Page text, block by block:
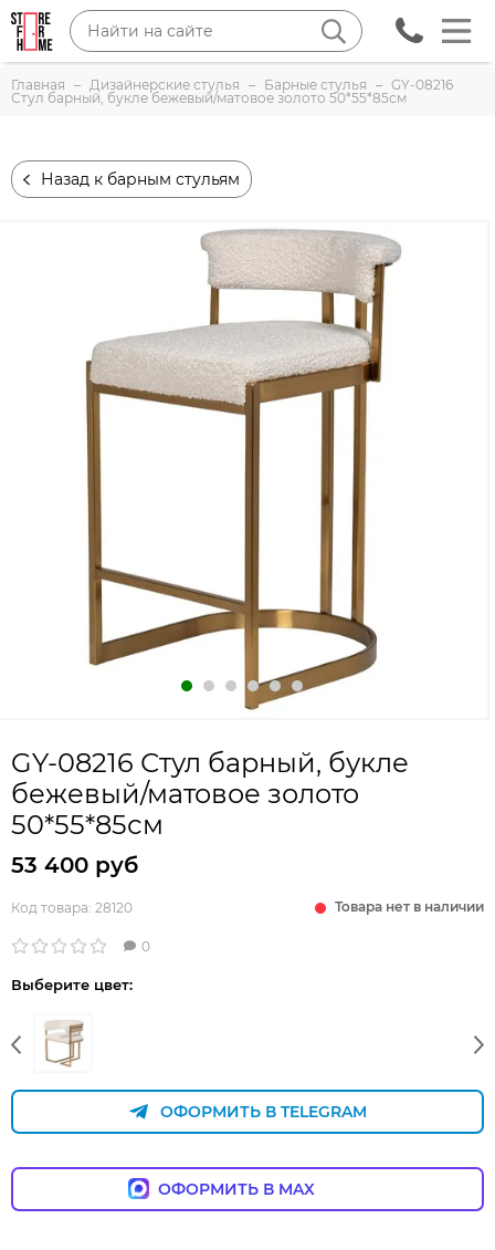
Главная Дизайнерские стулья Барные стулья
GY-08216
Стул барный, букле бежевый/матовое золото 50*55*85см
Назад к барным стульям
GY-08216 Стул барный, букле
бежевый/матовое золото
50*55*85см
53 400 руб
Код товара: 28120 Товара нет в наличии
0
Выберите цвет:
ОФОРМИТЬ В TELEGRAM
ОФОРМИТЬ В MAX